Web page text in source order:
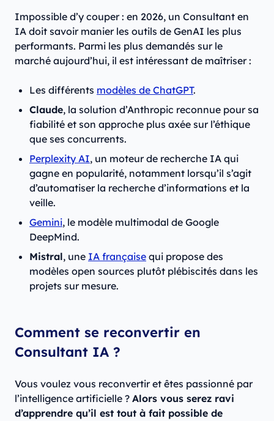
Impossible d’y couper : en 2026, un Consultant en
IA doit savoir manier les outils de GenAI les plus
performants. Parmi les plus demandés sur le
marché aujourd’hui, il est intéressant de maîtriser :
Les différents modèles de ChatGPT.
Claude, la solution d’Anthropic reconnue pour sa
fiabilité et son approche plus axée sur l’éthique
que ses concurrents.
Perplexity AI, un moteur de recherche IA qui
gagne en popularité, notamment lorsqu’il s’agit
d’automatiser la recherche d’informations et la
veille.
Gemini, le modèle multimodal de Google
DeepMind.
Mistral, une IA française qui propose des
modèles open sources plutôt plébiscités dans les
projets sur mesure.
Comment se reconvertir en
Consultant IA ?
Vous voulez vous reconvertir et êtes passionné par
l’intelligence artificielle ? Alors vous serez ravi
d’apprendre qu’il est tout à fait possible de